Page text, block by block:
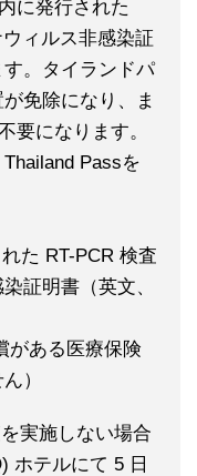
に発行された
ィルス非感染証
。タイランドパ
免除になり、ま
要になります。
Passを
た RT-PCR 検査
証明書（英文、
がある医療保険
）
実施しない場合
ホテルにて 5 日